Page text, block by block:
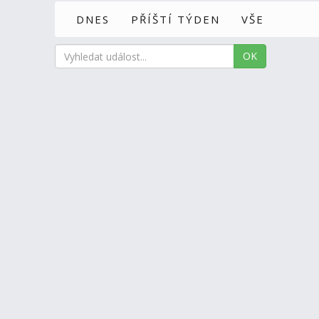
DNES PŘÍŠTÍ TÝDEN VŠE
OK